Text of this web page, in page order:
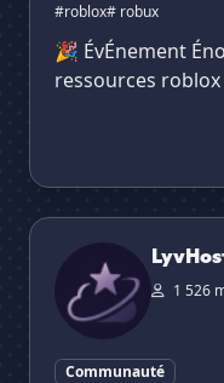
#roblox# robux
🎉 ÉvÉnement
ressources
LyvHost #new
1 526
Communauté